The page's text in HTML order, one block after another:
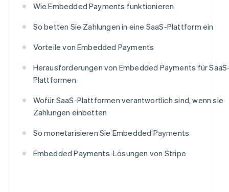
Wie Embedded Payments funktionieren
So betten Sie Zahlungen in eine SaaS-Plattform ein
Vorteile von Embedded Payments
Herausforderungen von Embedded Payments für
Plattformen
Wofür SaaS-Plattformen verantwortlich sind, wenn sie
Zahlungen einbetten
So monetarisieren Sie Embedded Payments
Embedded Payments-Lösungen von Stripe